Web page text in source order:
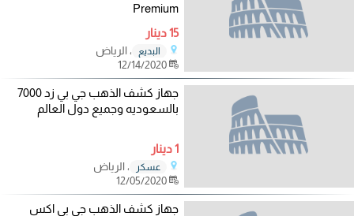
Premium
15 دينار
البديع
، الرياض
12/14/2020
جهاز كشف الذهب جي بي زد 7000
بالسعوديه وجميع دول العالم
1 دينار
عسكر
، الرياض
12/05/2020
جهاز كشف الذهب جي بي اكس